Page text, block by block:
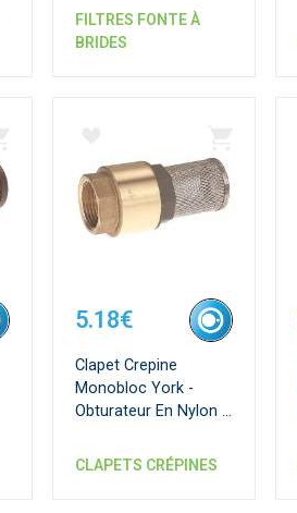
FILTRES FONTE À
BRIDES
5.18€
Clapet Crepine
Monobloc York -
Obturateur En Nylon -
CLAPETS CRÉPINES